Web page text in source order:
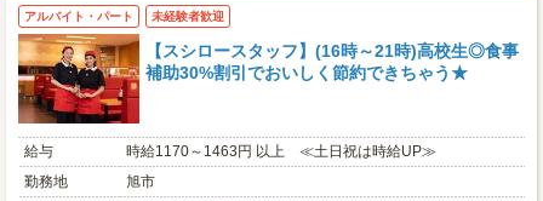
アルバイト・パート 未経験者歓迎
【スシロースタッフ】(16時～21時)高校生◎食事
補助30%割引でおいしく節約できちゃう★
給与
時給1170～1463円 以上 ≪土日祝は時給UP≫
勤務地
旭市